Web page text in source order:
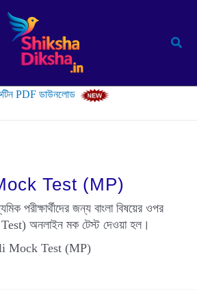
PDF ডাউনলোড
Test (MP)
পরীক্ষার্থীদের জন্য বাংলা বিষয়ের ওপর
অনলাইন মক টেস্ট দেওয়া হল।
Mock Test (MP)